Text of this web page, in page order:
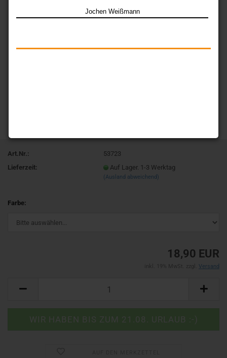
Jochen Weißmann
Art.Nr.:
53723
Lieferzeit:
Auf Lager. 1-3 Werktag
(Ausland abweichend)
Farbe:
18,90 EUR
Versand